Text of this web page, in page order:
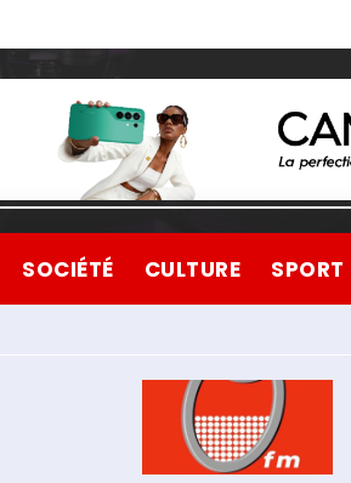
SOCIÉTÉ CULTURE SPORT